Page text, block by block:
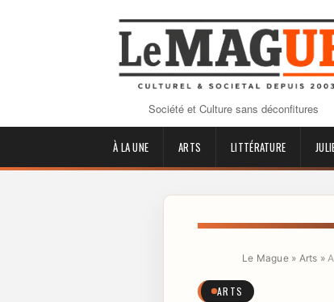
Société et Culture sans déconfitures
À LA UNE ARTS LITTÉRATURE
Le Mague» Arts »
ARTS